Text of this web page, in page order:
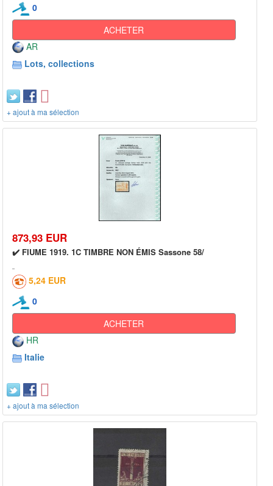
0
ACHETER
AR
Lots, collections
+ ajout à ma sélection
873,93 EUR
✔️ FIUME 1919. 1C TIMBRE NON ÉMIS Sassone 58/
5,24 EUR
0
ACHETER
HR
Italie
+ ajout à ma sélection